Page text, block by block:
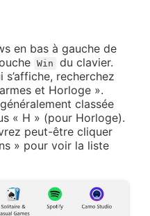
en bas à gauche de
Win
du clavier.
s’affiche, recherchez
et Horloge ».
classée
« H » (pour Horloge).
peut-être cliquer
» pour voir la liste